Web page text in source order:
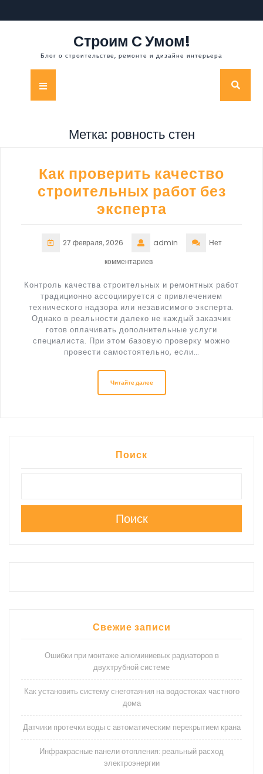
к
Строим С Умом!
Блог о строительстве, ремонте и дизайне интерьера
Кнопка
Метка: ровность стен
Как проверить качество
строительных работ без
эксперта
27 февраля, 2026 admin
Нет
комментариев
Контроль качества строительных и ремонтных работ
традиционно ассоциируется с привлечением
технического надзора или независимого эксперта.
Однако в реальности далеко не каждый заказчик
готов оплачивать дополнительные услуги
специалиста. При этом базовую проверку можно
провести самостоятельно, если…
Читайте далее
Поиск
Поиск
Свежие записи
Ошибки при монтаже алюминиевых радиаторов в
двухтрубной системе
Как установить систему снеготаяния на водостоках частного
дома
Датчики протечки воды с автоматическим перекрытием крана
Инфракрасные панели отопления: реальный расход
электроэнергии